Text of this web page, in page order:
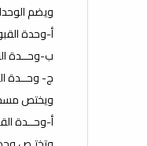
ويضم
أ‌-وحدة
ب-وحــدة
ج- وحــدة
ويختص
أ‌-وحــدة